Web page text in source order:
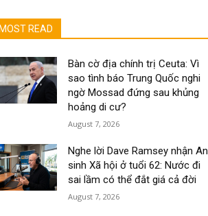
MOST READ
Bàn cờ địa chính trị Ceuta: Vì
sao tình báo Trung Quốc nghi
ngờ Mossad đứng sau khủng
hoảng di cư?
August 7, 2026
Nghe lời Dave Ramsey nhận An
sinh Xã hội ở tuổi 62: Nước đi
sai lầm có thể đắt giá cả đời
August 7, 2026